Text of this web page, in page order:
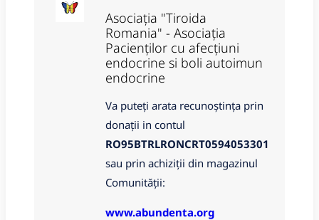
Asociația "Tiroida
Romania" - Asociația
Pacienților cu afecțiuni
endocrine si boli autoimun
endocrine
Va puteți arata recunoștința prin
donații in contul
RO95BTRLRONCRT0594053301
sau prin achiziții din magazinul
Comunității:
www.abundenta.org